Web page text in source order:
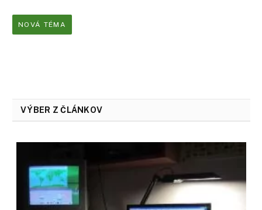
NOVÁ TÉMA
VÝBER Z ČLÁNKOV